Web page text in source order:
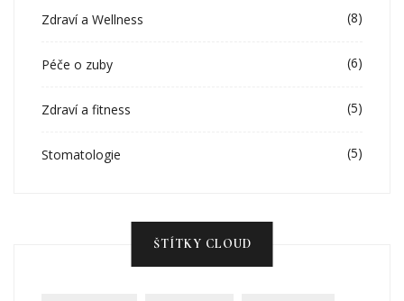
Zdraví a Wellness (8)
Péče o zuby (6)
Zdraví a fitness (5)
Stomatologie (5)
ŠTÍTKY CLOUD